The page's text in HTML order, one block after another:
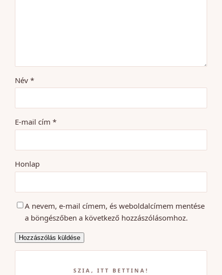
Név *
E-mail cím *
Honlap
A nevem, e-mail címem, és weboldalcímem mentése
a böngészőben a következő hozzászólásomhoz.
SZIA, ITT BETTINA!